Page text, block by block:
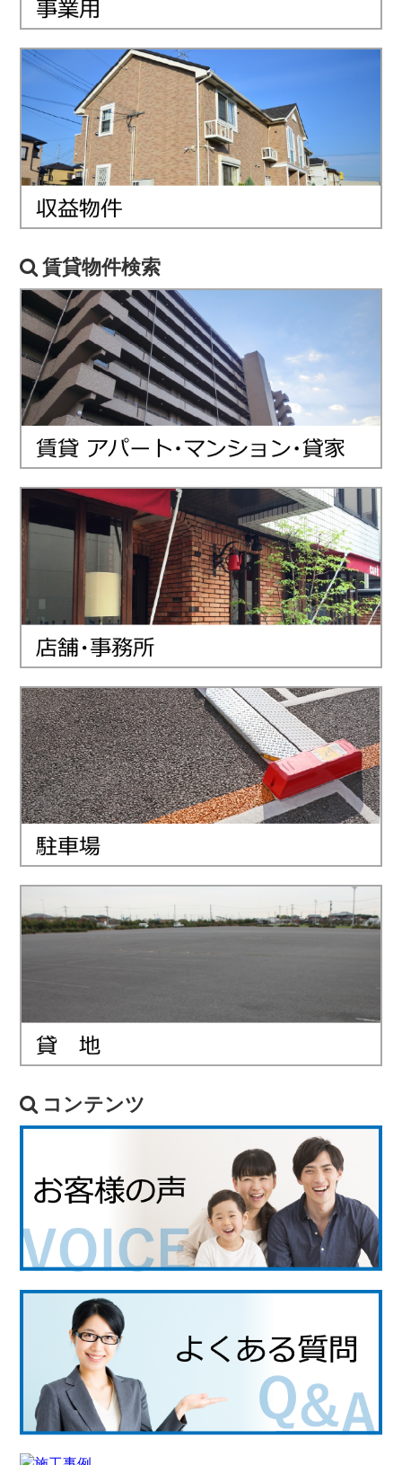
賃貸物件検索
コンテンツ